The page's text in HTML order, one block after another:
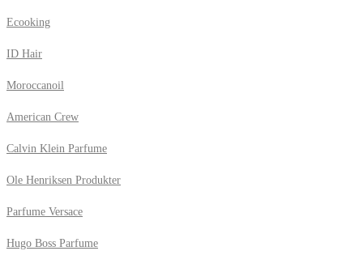
Ecooking
ID Hair
Moroccanoil
American Crew
Calvin Klein Parfume
Ole Henriksen Produkter
Parfume Versace
Hugo Boss Parfume